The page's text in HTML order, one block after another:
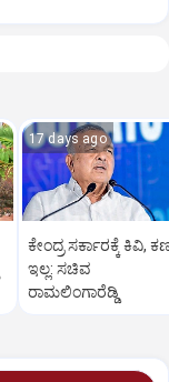
17 days ago
ಕೇಂದ್ರ ಸರ್ಕಾರಕ್ಕೆ ಕಿವಿ,
ಇಲ್ಲ: ಸಚಿವ
ರಾಮಲಿಂಗಾರೆಡ್ಡಿ